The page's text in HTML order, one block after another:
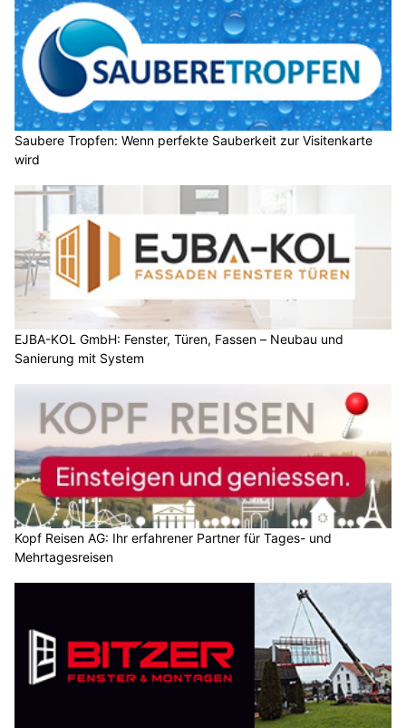
Saubere Tropfen: Wenn perfekte Sauberkeit zur Visitenkarte
wird
EJBA-KOL GmbH: Fenster, Türen, Fassen – Neubau und
Sanierung mit System
Kopf Reisen AG: Ihr erfahrener Partner für Tages- und
Mehrtagesreisen